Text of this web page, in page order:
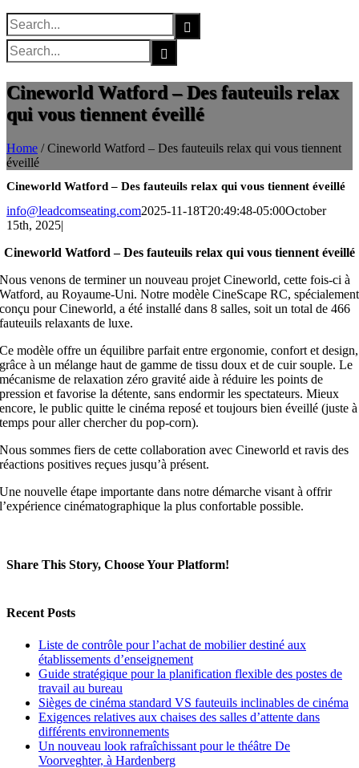
Search
for:
Search
for:
Cineworld Watford – Des fauteuils relax
qui vous tiennent éveillé
Home /Cineworld Watford – Des fauteuils relax qui vous tiennent
éveillé
Cineworld Watford – Des fauteuils relax qui vous tiennent éveillé
info@leadcomseating.com2025-11-18T20:49:48-05:00October
15th, 2025|
Cineworld Watford – Des fauteuils relax qui vous tiennent éveillé
Nous venons de terminer un nouveau projet Cineworld, cette fois-ci à
Watford, au Royaume-Uni. Notre modèle CineScape RC, spécialement
conçu pour Cineworld, a été installé dans 8 salles, soit un total de 466
fauteuils relaxants de luxe.
Ce modèle offre un équilibre parfait entre ergonomie, confort et design,
grâce à un mélange haut de gamme de tissu doux et de cuir souple. Le
mécanisme de relaxation zéro gravité aide à réduire les points de
pression et favorise la détente, sans endormir les spectateurs. Mieux
encore, le public quitte le cinéma reposé et toujours bien éveillé (juste à
temps pour aller chercher du pop-corn).
Nous sommes fiers de cette collaboration avec Cineworld et ravis des
réactions positives reçues jusqu’à présent.
Une nouvelle étape importante dans notre démarche visant à offrir
l’expérience cinématographique la plus confortable possible.
Share This Story, Choose Your Platform!
Recent Posts
Liste de contrôle pour l’achat de mobilier destiné aux
établissements d’enseignement
Guide stratégique pour la planification flexible des postes de
travail au bureau
Sièges de cinéma standard VS fauteuils inclinables de cinéma
Exigences relatives aux chaises des salles d’attente dans
différents environnements
Un nouveau look rafraîchissant pour le théâtre De
Voorveghter, à Hardenberg